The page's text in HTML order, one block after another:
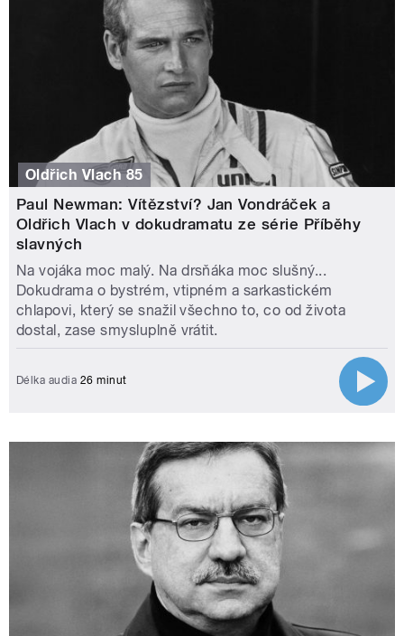
Oldřich Vlach 85
Paul Newman: Vítězství? Jan Vondráček a
Oldřich Vlach v dokudramatu ze série Příběhy
slavných
Na vojáka moc malý. Na drsňáka moc slušný...
Dokudrama o bystrém, vtipném a sarkastickém
chlapovi, který se snažil všechno to, co od života
dostal, zase smysluplně vrátit.
Délka audia 26 minut